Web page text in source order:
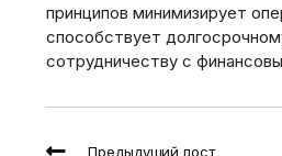
принципов минимизирует
способствует
сотрудничеству с
Read
Предыдущий пост